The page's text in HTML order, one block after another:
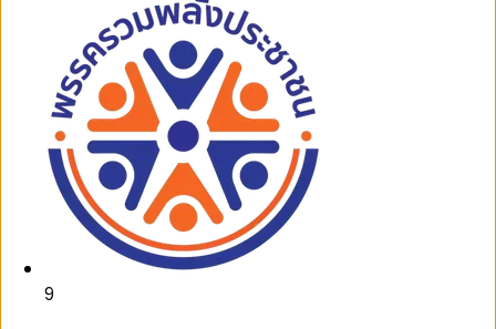
9